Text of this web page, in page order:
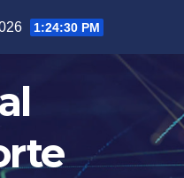
1:24:30 PM